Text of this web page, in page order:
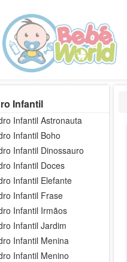
Infantil
Infantil Astronauta
Infantil Boho
Infantil Dinossauro
Infantil Doces
Infantil Elefante
Infantil Frase
Infantil Irmãos
Infantil Jardim
Infantil Menina
Infantil Menino